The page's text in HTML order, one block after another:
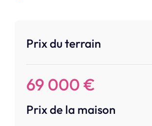
Prix du terrain
69 000 €
Prix de la maison